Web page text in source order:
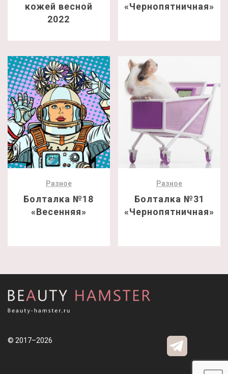
кожей весной
2022
«Чернопятничная»
Разное
Болталка №18
«Весенняя»
Разное
Болталка №31
«Чернопятничная»
© 2017–2026